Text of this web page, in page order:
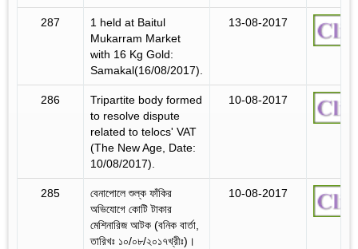
287
1 held at Baitul
Mukarram Market
with 16 Kg Gold:
Samakal(16/08/2017).
13-08-2017
286
Tripartite body formed
to resolve dispute
related to telocs' VAT
(The New Age, Date:
10/08/2017).
10-08-2017
285
বেনাপোলে শুল্ক ফাঁকির
অভিযোগে কোটি টাকার
মেশিনারিজ আটক (বনিক বার্তা,
তারিখঃ ১০/০৮/২০১৭খ্রীঃ)।
10-08-2017